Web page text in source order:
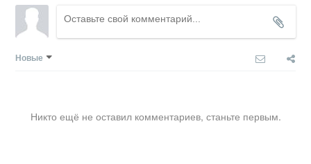
Новые
Никто ещё не оставил комментариев, станьте первым.